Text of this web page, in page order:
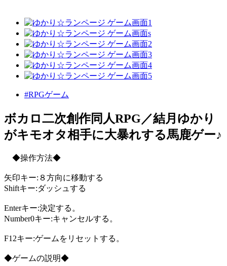
#RPGゲーム
ボカロ二次創作同人RPG／結月ゆかり
がキモオタ相手に大暴れする馬鹿ゲー♪
◆操作方法◆
矢印キー:８方向に移動する
Shiftキー:ダッシュする
Enterキー:決定する。
Number0キー:キャンセルする。
F12キー:ゲームをリセットする。
◆ゲームの説明◆